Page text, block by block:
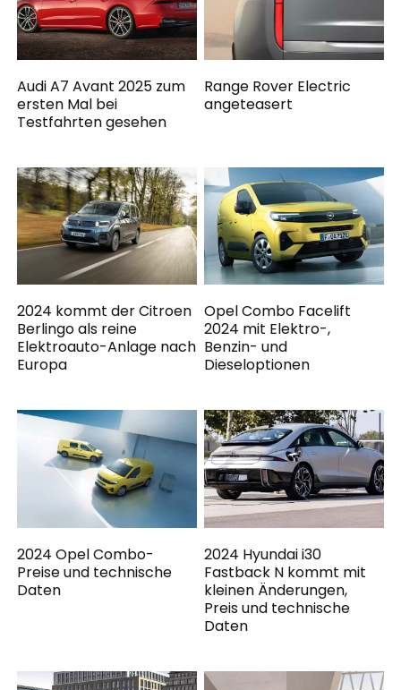
Audi A7 Avant 2025 zum
ersten Mal bei
Testfahrten gesehen
Range Rover Electric
angeteasert
2024 kommt der Citroen
Berlingo als reine
Elektroauto-Anlage nach
Europa
Opel Combo Facelift
2024 mit Elektro-,
Benzin- und
Dieseloptionen
2024 Opel Combo-
Preise und technische
Daten
2024 Hyundai i30
Fastback N kommt mit
kleinen Änderungen,
Preis und technische
Daten